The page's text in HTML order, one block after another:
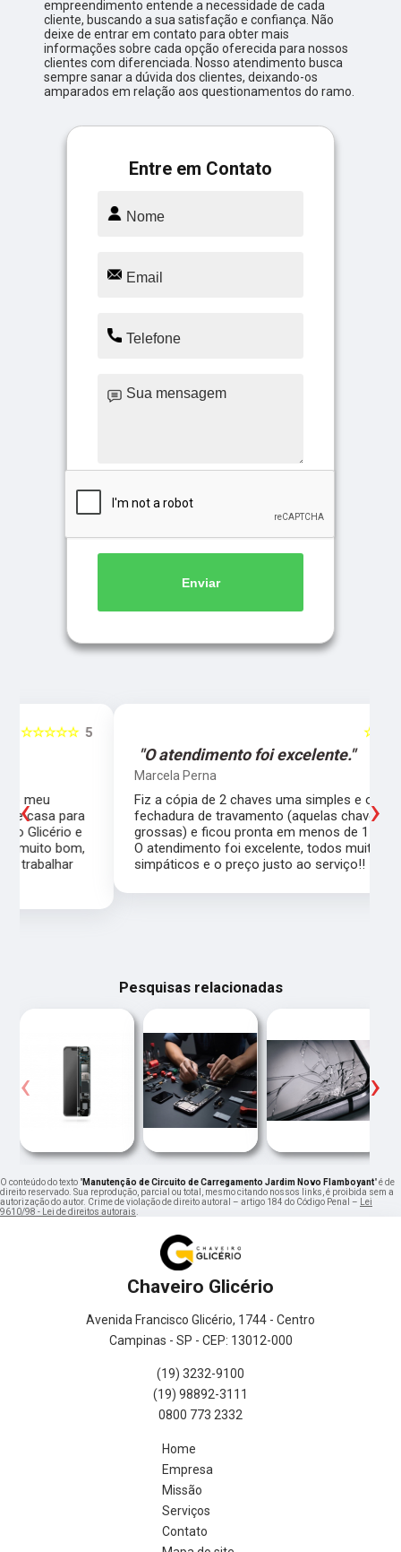
empreendimento entende a necessidade de cada
cliente, buscando a sua satisfação e confiança. Não
deixe de entrar em contato para obter mais
informações sobre cada opção oferecida para nossos
clientes com diferenciada. Nosso atendimento busca
sempre sanar a dúvida dos clientes, deixando-os
amparados em relação aos questionamentos do ramo.
Entre em Contato
Enviar
"O atendimento foi excelente."
Fiz a cópia de 2 chaves uma simples e outra pra
fechadura de travamento (aquelas chaves
grossas) e ficou pronta em menos de 15 minutos.
O atendimento foi excelente, todos muito
simpáticos e o preço justo ao serviço!!
‹ ›
Pesquisas relacionadas
‹ ›
O conteúdo do texto "Manutenção de Circuito de Carregamento Jardim Novo Flamboyant" é de
direito reservado. Sua reprodução, parcial ou total, mesmo citando nossos links, é proibida sem a
autorização do autor. Crime de violação de direito autoral – artigo 184 do Código Penal – Lei
9610/98 - Lei de direitos autorais.
Chaveiro Glicério
Avenida Francisco Glicério, 1744 - Centro
Campinas - SP - CEP: 13012-000
(19) 3232-9100
(19) 98892-3111
0800 773 2332
Home
Empresa
Missão
Serviços
Contato